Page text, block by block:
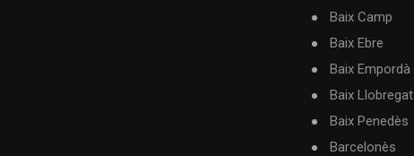
Baix Camp
Baix Ebre
Baix Empordà
Baix Llobregat
Baix Penedès
Barcelonès